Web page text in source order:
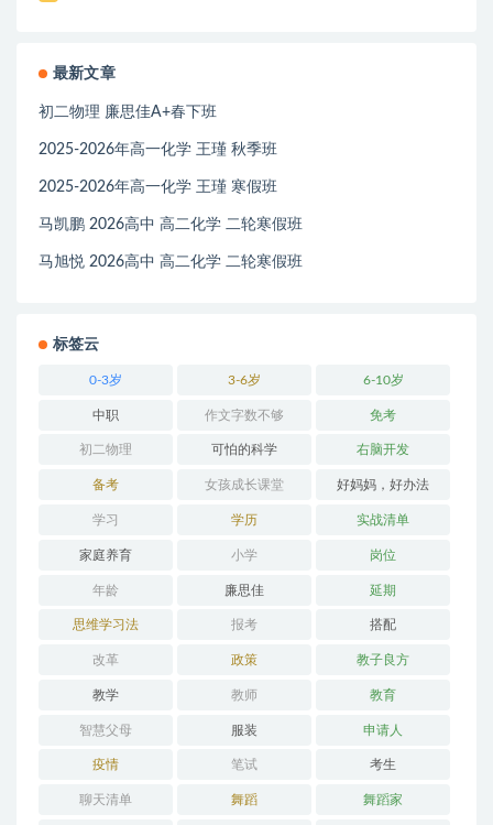
最新文章
初二物理 廉思佳A+春下班
2025-2026年高一化学 王瑾 秋季班
2025-2026年高一化学 王瑾 寒假班
马凯鹏 2026高中 高二化学 二轮寒假班
马旭悦 2026高中 高二化学 二轮寒假班
标签云
0-3岁 3-6岁 6-10岁
中职 作文字数不够 免考
初二物理 可怕的科学 右脑开发
备考 女孩成长课堂 好妈妈，好办法
学习 学历 实战清单
家庭养育 小学 岗位
年龄 廉思佳 延期
思维学习法 报考 搭配
改革 政策 教子良方
教学 教师 教育
智慧父母 服装 申请人
疫情 笔试 考生
聊天清单 舞蹈 舞蹈家